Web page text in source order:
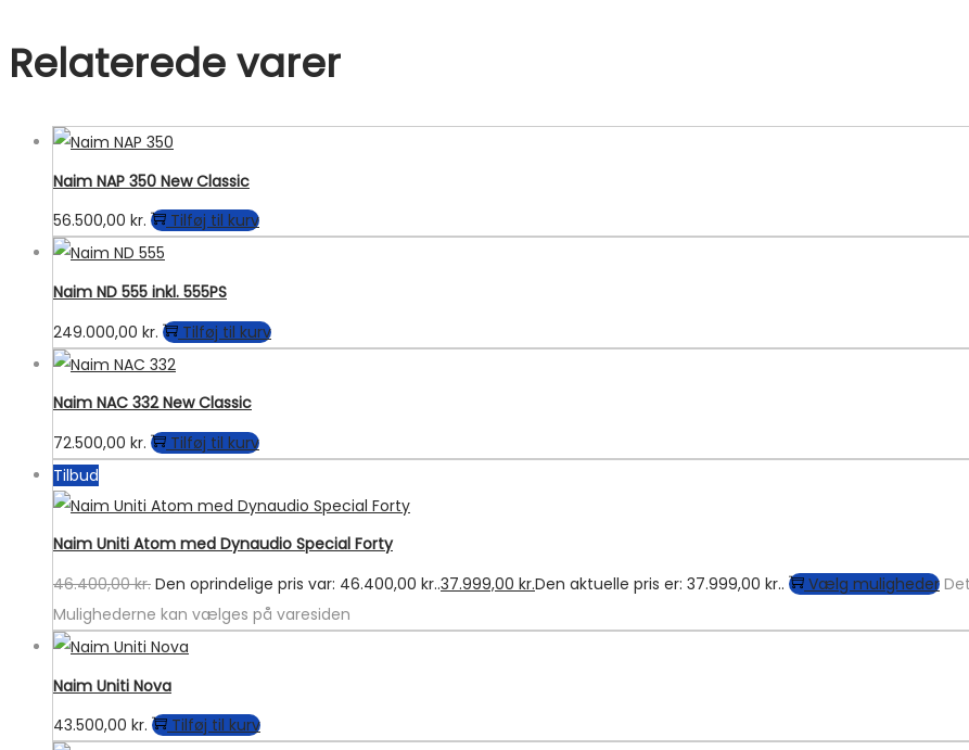
Relaterede varer
Naim NAP 350 New Classic
56.500,00 kr. Tilføj til kurv
Naim ND 555 inkl. 555PS
249.000,00 kr. Tilføj til kurv
Naim NAC 332 New Classic
72.500,00 kr.
Tilføj til kurv
Tilbud
Naim Uniti Atom med Dynaudio Special Forty
46.400,00kr. Den oprindelige pris var: 46.400,00 kr..37.999,00 kr.Den aktuelle pris er: 37.999,00 kr.. Vælg muligheder
Mulighederne kan vælges på varesiden
Naim Uniti Nova
43.500,00 kr. Tilføj til kurv